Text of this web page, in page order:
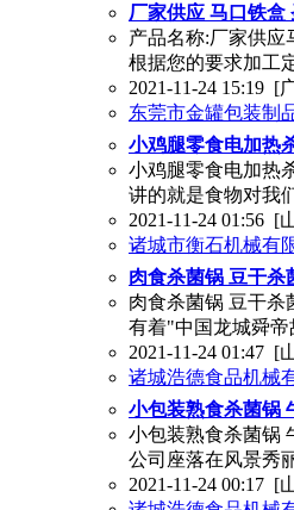
厂家供应 马口铁盒
产品名称:厂家供应
根据您的要求加工
2021-11-24 15:19 [
东莞市金罐包装制
小鸡腿零食电加热
小鸡腿零食电加热
讲的就是食物对我
2021-11-24 01:56 [
诸城市衡石机械有
肉食杀菌锅 豆干杀
肉食杀菌锅 豆干杀
有着"中国龙城舜
2021-11-24 01:47 [
诸城浩德食品机械
小包装熟食杀菌锅
小包装熟食杀菌锅
公司座落在风景秀
2021-11-24 00:17 [